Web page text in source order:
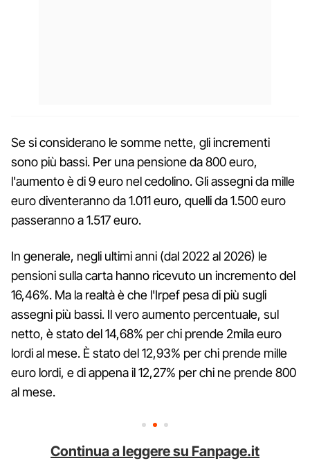
Se si considerano le somme nette, gli incrementi
sono più bassi. Per una pensione da 800 euro,
l'aumento è di 9 euro nel cedolino. Gli assegni da mille
euro diventeranno da 1.011 euro, quelli da 1.500 euro
passeranno a 1.517 euro.
In generale, negli ultimi anni (dal 2022 al 2026) le
pensioni sulla carta hanno ricevuto un incremento del
16,46%. Ma la realtà è che l'Irpef pesa di più sugli
assegni più bassi. Il vero aumento percentuale, sul
netto, è stato del 14,68% per chi prende 2mila euro
lordi al mese. È stato del 12,93% per chi prende mille
euro lordi, e di appena il 12,27% per chi ne prende 800
al mese.
Continua a leggere su Fanpage.it